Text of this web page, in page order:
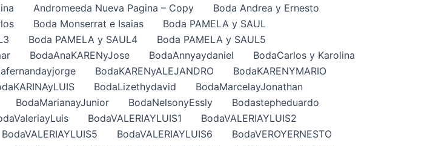
Andromeeda Nueva Pagina – Copy
Boda Andrea y Ernesto
Boda Monserrat e Isaias
Boda PAMELA y SAUL
Boda PAMELA y SAUL4
Boda PAMELA y SAUL5
BodaAnaKARENyJose BodaAnnyaydaniel
BodaCarlos y Karolina
BodaKARENyALEJANDRO
BodaKARENYMARIO
BodaLizethydavid
BodaMarcelayJonathan
BodaMarianayJunior BodaNelsonyEssly
Bodastepheduardo
BodaVALERIAYLUIS1
BodaVALERIAYLUIS2
BodaVALERIAYLUIS5 BodaVALERIAYLUIS6
BodaVEROYERNESTO